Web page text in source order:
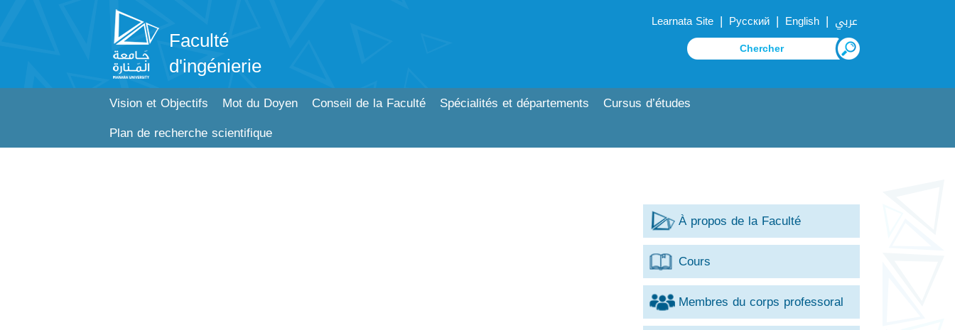
Faculté
d'ingénierie
Learnata Site | Русский | English | عربي
Vision et Objectifs Mot du Doyen Conseil de la Faculté Spécialités et départements
Cursus d’études
Plan de recherche scientifique
À propos de la Faculté
Cours
Membres du corps professoral